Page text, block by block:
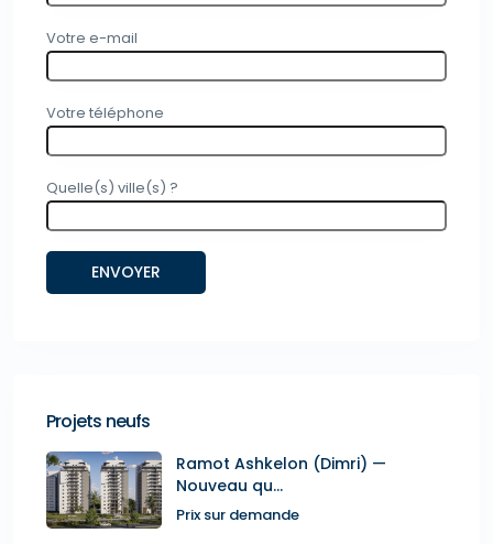
Votre e-mail
Votre téléphone
Quelle(s) ville(s) ?
Projets neufs
Ramot Ashkelon (Dimri) —
Nouveau qu...
Prix sur demande